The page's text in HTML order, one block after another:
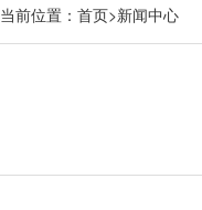
当前位置： 首页>新闻中心